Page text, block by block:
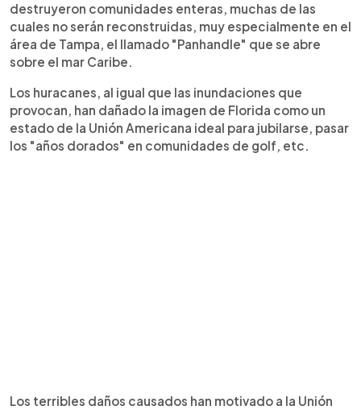
destruyeron comunidades enteras, muchas de las
cuales no serán reconstruidas, muy especialmente en el
área de Tampa, el llamado "Panhandle" que se abre
sobre el mar Caribe.
Los huracanes, al igual que las inundaciones que
provocan, han dañado la imagen de Florida como un
estado de la Unión Americana ideal para jubilarse, pasar
los "años dorados" en comunidades de golf, etc.
Los terribles daños causados han motivado a la Unión